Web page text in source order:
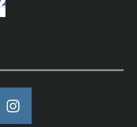
Instagram